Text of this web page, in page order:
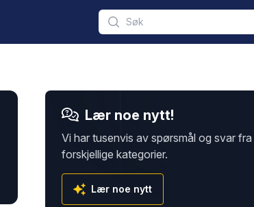
Lær noe nytt!
Vi har tusenvis av spørsmål og svar fra
forskjellige kategorier.
Lær noe nytt